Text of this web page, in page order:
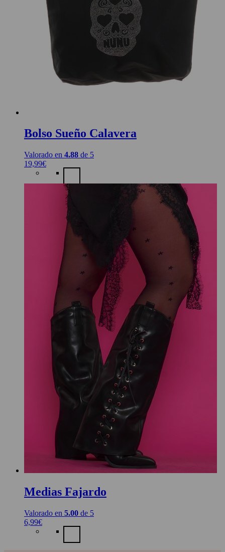
Bolso Sueño Calavera
Valorado en 4.88 de 5
19,99€
Medias Fajardo
Valorado en 5.00 de 5
6,99€